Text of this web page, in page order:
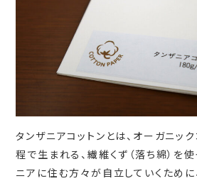
タンザニアコットンとは、オーガニッ
程で生まれる、繊維くず（落ち綿）を
ニアに住む方々が自立していくために